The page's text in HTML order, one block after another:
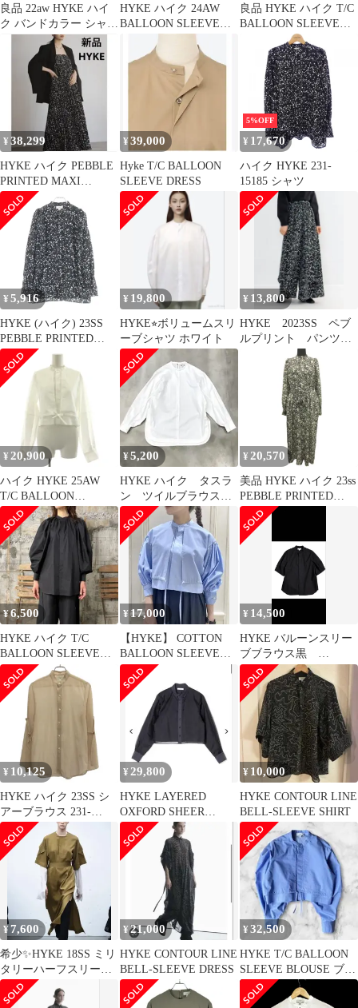
良品 22aw HYKE ハイ
ク バンドカラー シャツ
ブラウス カットソー ダ
ブルカフス サテン 比翼
サイズ1 黒 ブラック レ
ディース 古着 中古
HYKE ハイク 24AW
BALLOON SLEEVE
ーブブラウスシャツ
242-15228 ブラック 1
良品 HYKE ハイク T/C
BALLOON SLEEVE
SHIRT バルーンスリー
ブ シャツ ブラウス
15175 サイズ1 ベージュ
レディース 古着 中古
USED
¥ 38,299
HYKE ハイク PEBBLE
PRINTED MAXI
DRESS ワンピース
¥39,000
Hyke T/C BALLOON
SLEEVE DRESS
5%OFF
¥ 17,670
ハイク HYKE 231-
15185 シャツ
¥ 5,916
HYKE (ハイク) 23SS
PEBBLE PRINTED
BLOUSE ぺブル プリン
テッド ブラウス 長袖シ
ャツ ブラック レディー
ス 231-15185-008
¥ 19,800
HYKE⭐︎ボリュームスリ
ーブシャツ ホワイト
¥ 13,800
HYKE 2023SS ペブ
ルプリント パンツ
¥ 20,900
ハイク HYKE 25AW
T/C BALLOON
SLEEVE BLOUSE シャ
ツ 長袖 バルーンスリー
ブ バンドカラー レイヤ
ード 1 白 ホワイト
15249 /KU
¥5,200
HYKE ハイク タスラ
ン ツイルブラウス
トップス シャツ ホ
ワイト S
¥ 20,570
美品 HYKE ハイク 23ss
PEBBLE PRINTED
DRESS ペブル プリン
ト ドレス シャツ ワン
ピース カットソー ロン
グ ダブルカフス 1 グレ
ー レディース 古着 中
古 USED
¥6,500
HYKE ハイク T/C
BALLOON SLEEVE
BLOUSE グレー
¥17,000
【HYKE】 COTTON
BALLOON SLEEVE
BLOUSE
¥ 14,500
HYKE バルーンスリー
ブブラウス黒
BALLOON SLEEVE
BLOUSE
¥ 10,125
HYKE ハイク 23SS シ
アーブラウス 231-
15189 ベージュ 1
¥ 29,800
HYKE LAYERED
OXFORD SHEER
SHIRT ハイク シャツ
¥ 10,000
HYKE CONTOUR LINE
BELL-SLEEVE SHIRT
¥7,600
希少✨HYKE 18SS ミリ
タリーハーフスリーブ
ワンピース カーキ 1
¥21,000
HYKE CONTOUR LINE
BELL-SLEEVE DRESS
¥32,500
HYKE T/C BALLOON
SLEEVE BLOUSE ブル
ー サイズ2